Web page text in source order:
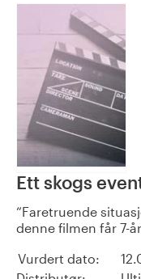
Ett skogs
Faretruende
denne filmen får 7-
Vurdert dato: